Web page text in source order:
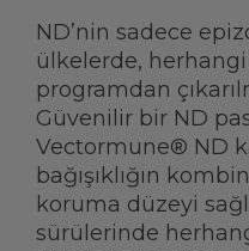
ND’nin sadece
ülkelerde, herhangi
programdan
Güvenilir bir ND
Vectormune® ND
bağışıklığın
koruma düzeyi
sürülerinde